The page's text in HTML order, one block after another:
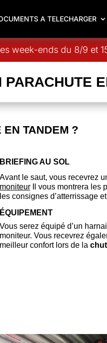
A TELECHARGER
week-ends du 8/9 et
EN TANDEM ?
BRIEFING AU SOL
Avant le saut, vous recevrez
moniteurIl vous montrera les
les consignes d’atterrissage
ÉQUIPEMENT
Vous serez équipé d’un
moniteur. Vous recevrez
meilleur confort lors de la